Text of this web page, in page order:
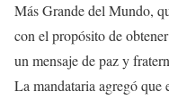
Más Grande del Mundo,
con el propósito de
un mensaje de paz y
La mandataria agregó